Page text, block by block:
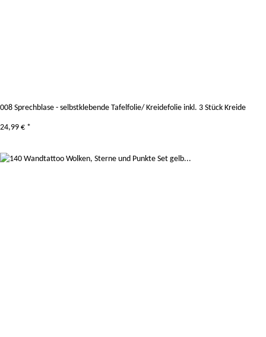
008 Sprechblase - selbstklebende Tafelfolie/ Kreidefolie inkl. 3 Stück Kreide
24,99 € *